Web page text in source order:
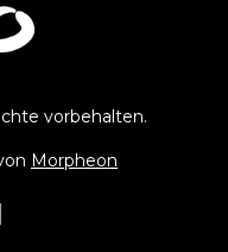
vorbehalten.
Morpheon